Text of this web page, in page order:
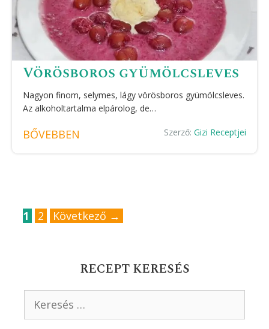
Vörösboros gyümölcsleves
Nagyon finom, selymes, lágy vörösboros gyümölcsleves.
Az alkoholtartalma elpárolog, de…
BŐVEBBEN Szerző: Gizi Receptjei
Oldal
1 Oldal
2 Következő →
RECEPT KERESÉS